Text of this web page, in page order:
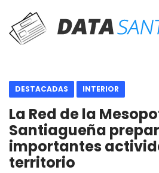
DESTACADAS INTERIOR
La Red de la
Santiagueña
importantes
territorio